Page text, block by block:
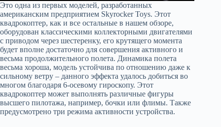
Это одна из первых моделей, разработанных
американским предприятием Skyrocker Toys. Этот
квадрокоптер, как и все остальные в нашем обзоре,
оборудован классическими коллекторными двигателями
с приводом через шестеренку, его крутящего момента
будет вполне достаточно для совершения активного и
весьма продолжительного полета. Динамика полета
весьма хороша, модель устойчива по отношению даже к
сильному ветру – данного эффекта удалось добиться во
многом благодаря 6-осевому гироскопу. Этот
квадрокоптер может выполнять различные фигуры
высшего пилотажа, например, бочки или флимы. Также
предусмотрено три режима активности устройства.